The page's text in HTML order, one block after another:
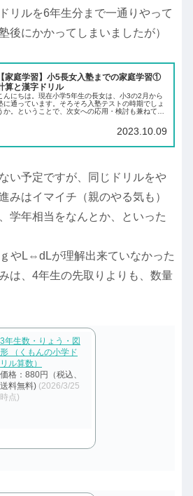
リルを6年生分まで一通りやって
後にかかってしまいましたが）
【家庭学習】小5長女入塾までの家庭学習①
算と漢字ドリル
んにちは。現在小学5年生の長女は、小3の2月から
に通っています。そろそろ入塾テストの時期でしょ
か。ということで、次女への応用・検討も兼ねて過
たドリル等を紹介します。今回はメインで実践した...
2023.10.09
い予定ですが、同じドリルをや
みはイマイチ（親のやる気も）
学年相当をなんとか、といった
やL⇔dLが理解出来ていなかった
は、4年生の先取りよりも、数量
3年生数・りょう・図
形 （くもんの小学ド
リル算数）
価格：880円（税込、
送料無料) (2026/3/25
時点)